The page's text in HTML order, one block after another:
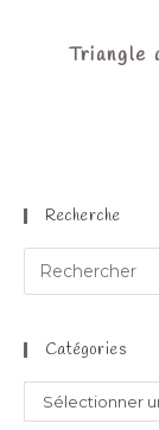
Triangle
Recherche
Catégories
Sélectionner